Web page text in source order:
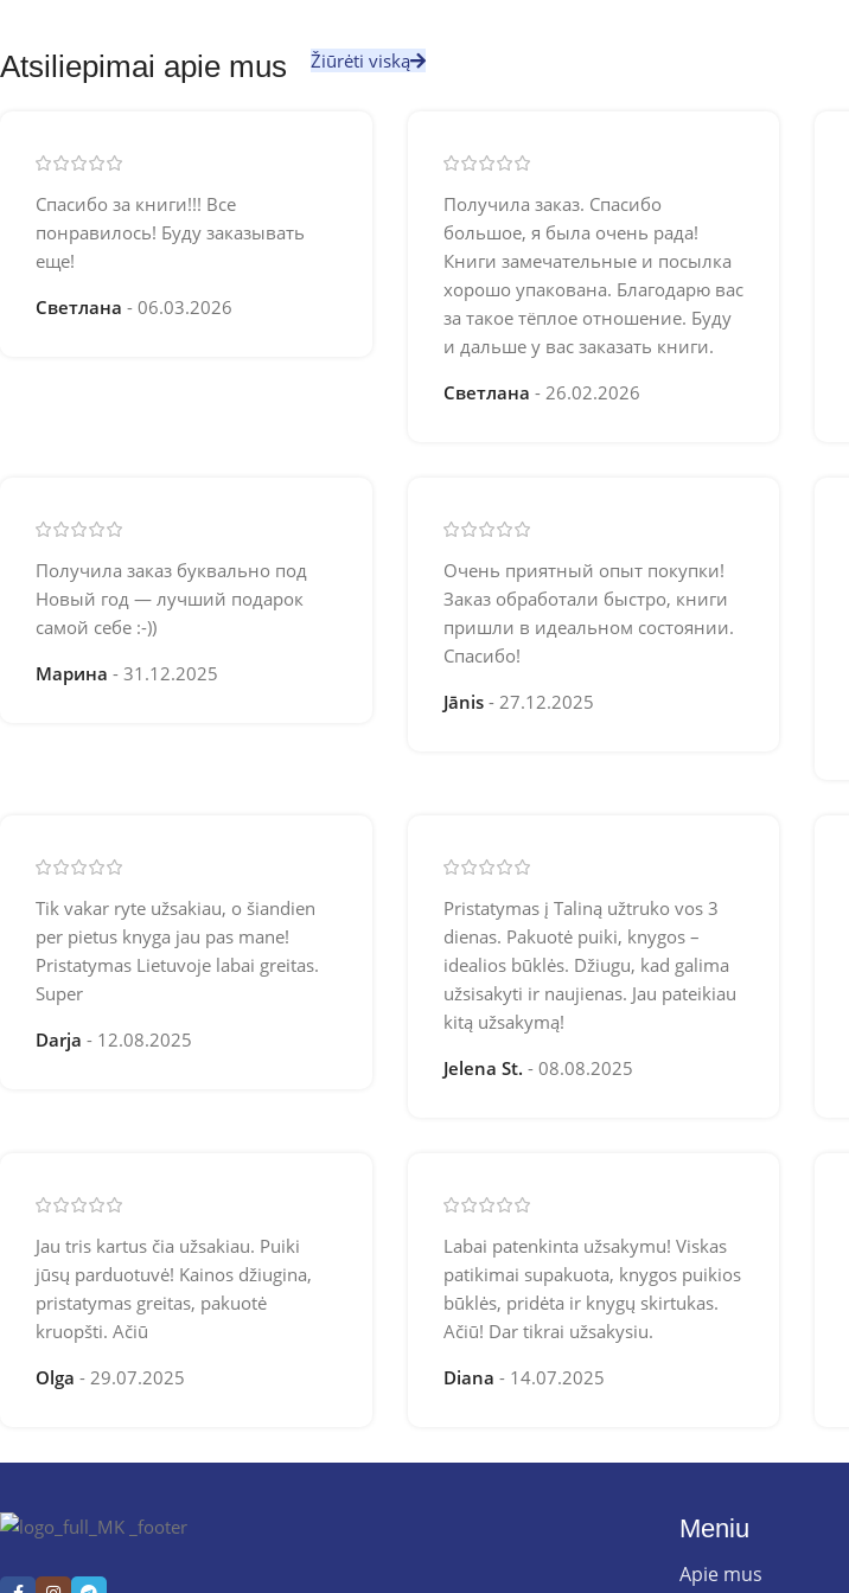
Atsiliepimai apie mus Žiūrėti viską
Спасибо за книги!!! Все
понравилось! Буду заказывать
еще!
Светлана
06.03.2026
Получила заказ. Спасибо
большое, я была очень рада!
Книги замечательные и посылка
хорошо упакована. Благодарю вас
за такое тёплое отношение. Буду
и дальше у вас заказать книги.
Светлана
26.02.2026
Получила заказ буквально под
Новый год — лучший подарок
самой себе :-))
Марина
31.12.2025
Очень приятный опыт покупки!
Заказ обработали быстро, книги
пришли в идеальном состоянии.
Спасибо!
Jānis
27.12.2025
Tik vakar ryte užsakiau, o šiandien
per pietus knyga jau pas mane!
Pristatymas Lietuvoje labai greitas.
Super
Darja
12.08.2025
Pristatymas į Taliną užtruko vos 3
dienas. Pakuotė puiki, knygos –
idealios būklės. Džiugu, kad galima
užsisakyti ir naujienas. Jau pateikiau
kitą užsakymą!
Jelena St.
08.08.2025
Jau tris kartus čia užsakiau. Puiki
jūsų parduotuvė! Kainos džiugina,
pristatymas greitas, pakuotė
kruopšti. Ačiū
Olga
29.07.2025
Labai patenkinta užsakymu! Viskas
patikimai supakuota, knygos puikios
būklės, pridėta ir knygų skirtukas.
Ačiū! Dar tikrai užsakysiu.
Diana
14.07.2025
Meniu
Apie mus